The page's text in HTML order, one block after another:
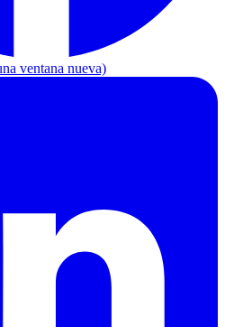
ventana nueva)